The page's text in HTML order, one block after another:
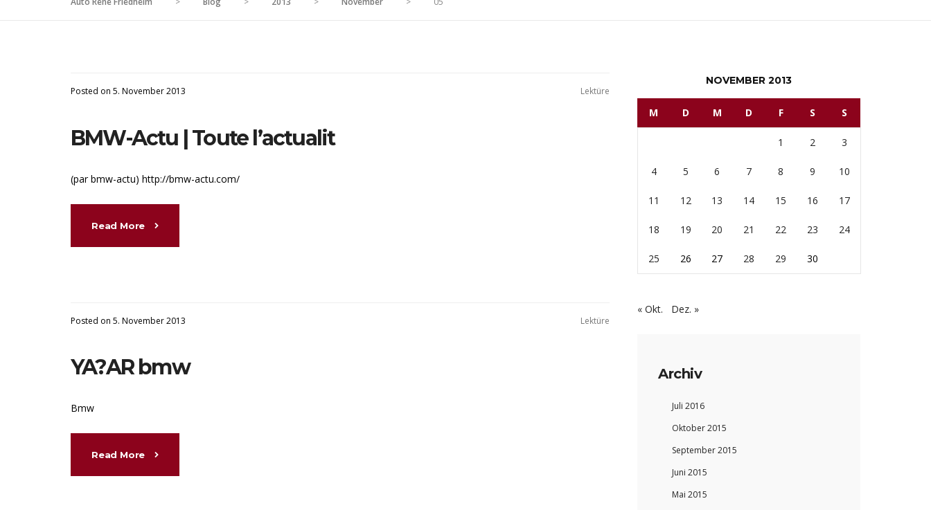
Posted on 5. November 2013 Lektüre
BMW-Actu | Toute l’actualit
(par bmw-actu) http://bmw-actu.com/
Read More
Posted on 5. November 2013 Lektüre
YA?AR bmw
Bmw
Read More
NOVEMBER 2013
M D M D F S S
1 2 3
4 5 6 7 8 9 10
11 12 13 14 15 16 17
18 19 20 21 22 23 24
25 26 27 28 29 30
« Okt. Dez. »
Archiv
Juli 2016
Oktober 2015
September 2015
Juni 2015
Mai 2015